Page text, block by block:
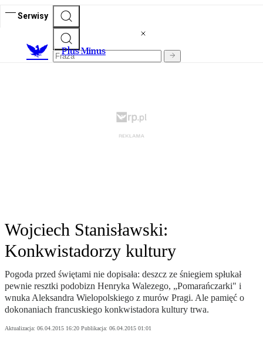
Serwisy
Plus Minus
Wojciech Stanisławski:
Konkwistadorzy kultury
Pogoda przed świętami nie dopisała: deszcz ze śniegiem spłukał
pewnie resztki podobizn Henryka Walezego, „Pomarańczarki" i
wnuka Aleksandra Wielopolskiego z murów Pragi. Ale pamięć o
dokonaniach francuskiego konkwistadora kultury trwa.
Aktualizacja: 06.04.2015 16:20 Publikacja: 06.04.2015 01:01